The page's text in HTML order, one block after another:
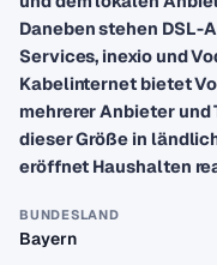
Daneben stehen DSL-
Services, inexio und
Kabelinternet bietet
mehrerer Anbieter
dieser Größe in
eröffnet Haushalten
BUNDESLAND
Bayern